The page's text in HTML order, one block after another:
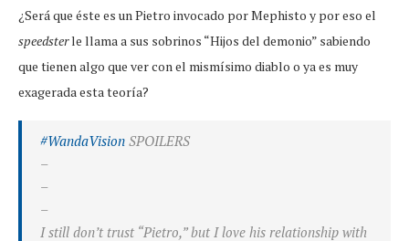
¿Será que éste es un Pietro invocado por Mephisto y por eso el
speedsterle llama a sus sobrinos “Hijos del demonio” sabiendo
que tienen algo que ver con el mismísimo diablo o ya es muy
exagerada esta teoría?
#WandaVision SPOILERS
–
–
–
I still don’t trust “Pietro,” but I love his relationship with